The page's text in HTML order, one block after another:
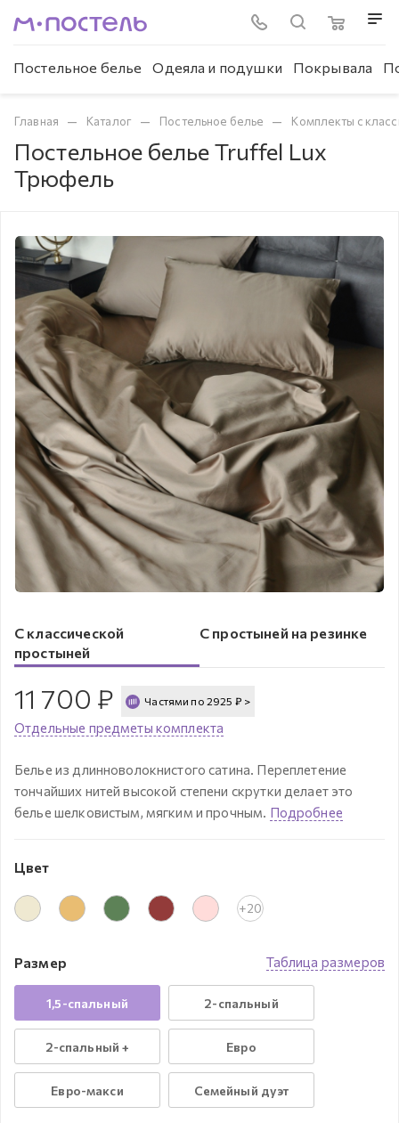
Постельное белье Одеяла и подушки Покрывала
Главная — Каталог — Постельное белье — Комплекты с
Постельное белье Truffel Lux
Трюфель
С классической
простыней
С простыней на резинке
11 700 ₽ Частями по 2925 ₽ >
Отдельные предметы комплекта
Белье из длинноволокнистого сатина. Переплетение
тончайших нитей высокой степени скрутки делает это
белье шелковистым, мягким и прочным. Подробнее
Цвет
+20
Таблица размеров
Размер
1,5-спальный 2-спальный
2-спальный + Евро
Евро-макси Семейный дуэт